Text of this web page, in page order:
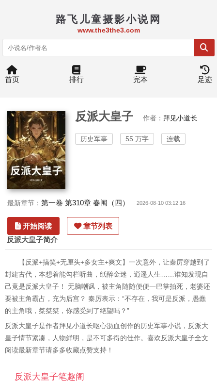
路飞儿童摄影小说网
www.the3the3.com
首页 排行 完本 足迹
反派大皇子 作者： 拜见小道长
历史军事 55 万字 连载
最新章节： 第一卷 第310章 春闱（四） 2026-08-10 03:12:16
开始阅读 章节列表
反派大皇子简介
【反派+搞笑+无厘头+多女主+爽文】一次意外，让秦厉穿越到了
封建古代，本想着能勾栏听曲，纸醉金迷，逍遥人生……谁知发现自
己竟是反派大皇子！ 无脑嘲讽，被主角随随便便一巴掌拍死，老婆还
要被主角霸占，充为后宫？ 秦厉表示：“不存在，我可是反派，愚蠢
的主角哦，桀桀桀，你感受到了绝望吗？”
反派大皇子是作者拜见小道长呕心沥血创作的历史军事小说，反派大
皇子情节紧凑，人物鲜明，是不可多得的佳作。喜欢反派大皇子全文
阅读最新章节请多多收藏点赞支持！
反派大皇子笔趣阁